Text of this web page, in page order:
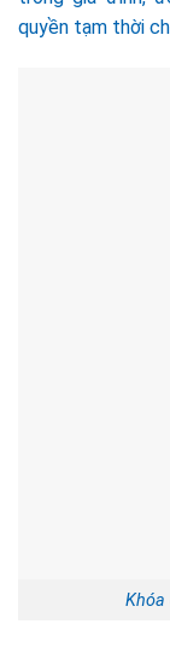
quyền tạm thời
Khóa